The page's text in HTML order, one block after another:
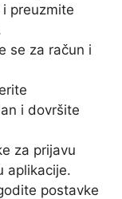
preuzmite
se za račun i
i dovršite
za prijavu
aplikacije.
postavke